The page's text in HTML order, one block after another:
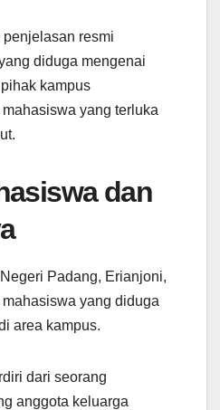
resmi
diduga mengenai
kampus
yang terluka
dan
Padang, Erianjoni,
yang diduga
area kampus.
dari seorang
anggota keluarga